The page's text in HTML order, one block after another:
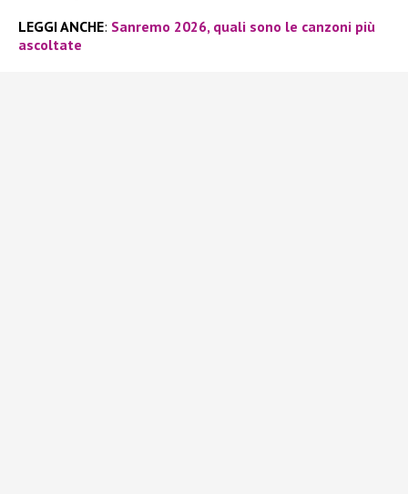
LEGGI ANCHE: Sanremo 2026, quali sono le canzoni più
ascoltate